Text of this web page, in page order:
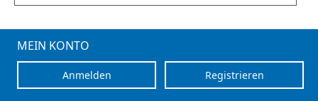
MEIN KONTO
Registrieren
Anmelden